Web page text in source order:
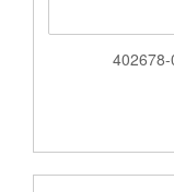
402678-